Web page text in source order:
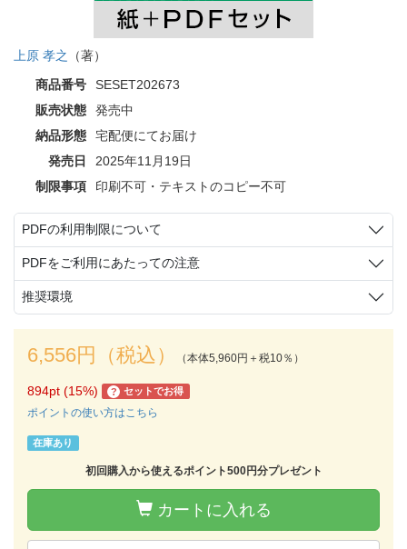
上原 孝之
（著）
商品番号
SESET202673
販売状態
発売中
納品形態
宅配便にてお届け
発売日
2025年11月19日
制限事項
印刷不可・テキストのコピー不可
PDFの利用制限について
PDFをご利用にあたっての注意
推奨環境
6,556円（税込） （本体5,960円＋税10％）
894pt (15%) ? セットでお得
ポイントの使い方はこちら
在庫あり
初回購入から使えるポイント500円分プレゼント
カートに入れる